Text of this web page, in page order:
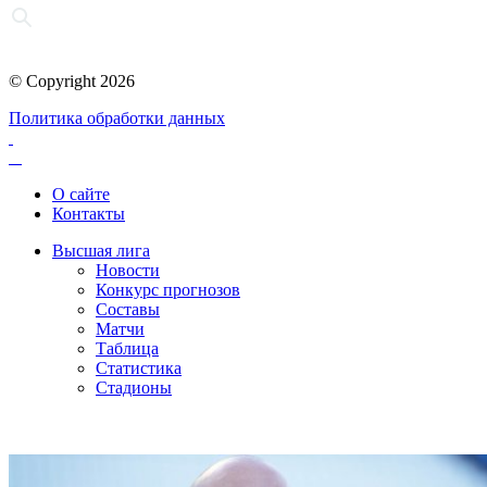
© Copyright 2026
Политика обработки данных
О сайте
Контакты
Высшая лига
Новости
Конкурс прогнозов
Составы
Матчи
Таблица
Статистика
Стадионы